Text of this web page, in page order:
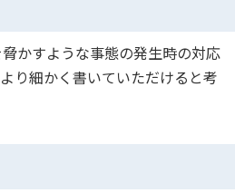
かすような事態の発生時の対応
り細かく書いていただけると考